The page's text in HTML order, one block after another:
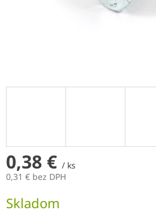
0,38 € / ks
0,31 € bez DPH
cena:
Skladom